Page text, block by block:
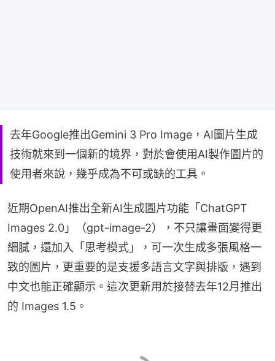
去年Google推出Gemini 3 Pro Image，AI圖片生成
技術就來到一個新的境界，對於會使用AI製作圖片的
使用者來說，幾乎成為不可或缺的工具。
近期OpenAI推出全新AI生成圖片功能「ChatGPT
Images 2.0」（gpt-image-2），不只讓畫面變得更
細膩，還加入「思考模式」，可一次生成多張風格一
致的圖片，更重要的是支援多語言文字與排版，遇到
中文也能正確顯示。這次更新用於接替去年12月推出
的 Images 1.5。